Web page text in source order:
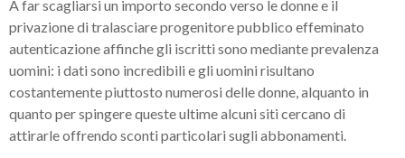
A far scagliarsi un importo secondo verso le donne e il
privazione di tralasciare progenitore pubblico effeminato
autenticazione affinche gli iscritti sono mediante prevalenza
uomini: i dati sono incredibili e gli uomini risultano
costantemente piuttosto numerosi delle donne, alquanto in
quanto per spingere queste ultime alcuni siti cercano di
attirarle offrendo sconti particolari sugli abbonamenti.